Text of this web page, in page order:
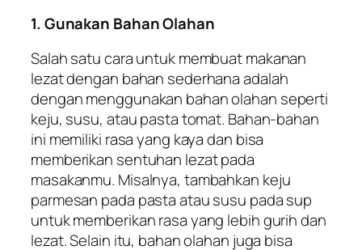
1. Gunakan Bahan Olahan
Salah satu cara untuk membuat makanan
lezat dengan bahan sederhana adalah
dengan menggunakan bahan olahan seperti
keju, susu, atau pasta tomat. Bahan-bahan
ini memiliki rasa yang kaya dan bisa
memberikan sentuhan lezat pada
masakanmu. Misalnya, tambahkan keju
parmesan pada pasta atau susu pada sup
untuk memberikan rasa yang lebih gurih dan
lezat. Selain itu, bahan olahan juga bisa